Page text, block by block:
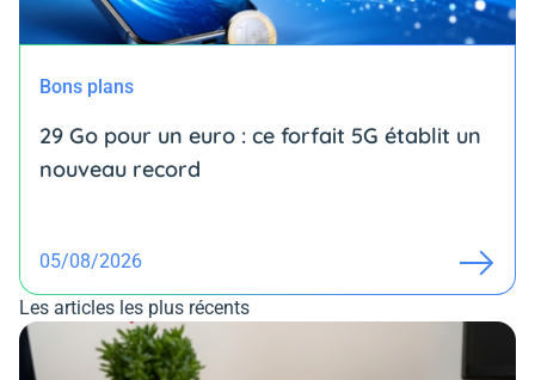
Bons plans
29 Go pour un euro : ce forfait 5G établit un
nouveau record
05/08/2026
Les articles les plus récents